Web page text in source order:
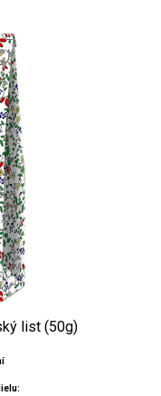
list (50g)